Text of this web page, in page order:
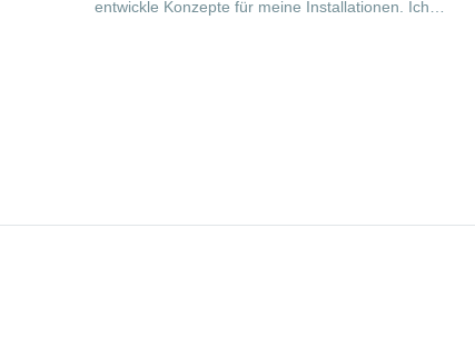
entwickle Konzepte für meine Installationen. Ich…